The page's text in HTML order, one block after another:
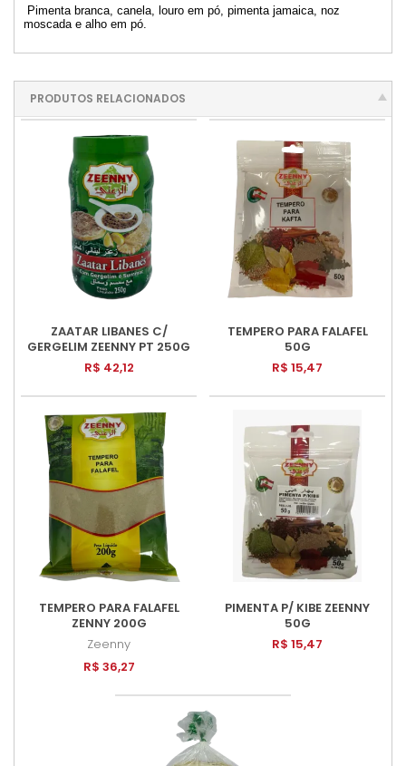
Pimenta branca, canela, louro em pó, pimenta jamaica, noz
moscada e alho em pó.
PRODUTOS RELACIONADOS
ZAATAR LIBANES C/
GERGELIM ZEENNY PT 250G
R$ 42,12
TEMPERO PARA FALAFEL
50G
R$ 15,47
TEMPERO PARA FALAFEL
ZENNY 200G
Zeenny
R$ 36,27
PIMENTA P/ KIBE ZEENNY
50G
R$ 15,47